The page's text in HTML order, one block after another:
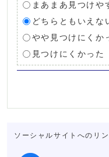
まあまあ見つけや
どちらともいえな
やや見つけにくか
見つけにくかった
ソーシャルサイトへのリ